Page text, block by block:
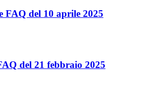
FAQ del 10 aprile 2025
del 21 febbraio 2025